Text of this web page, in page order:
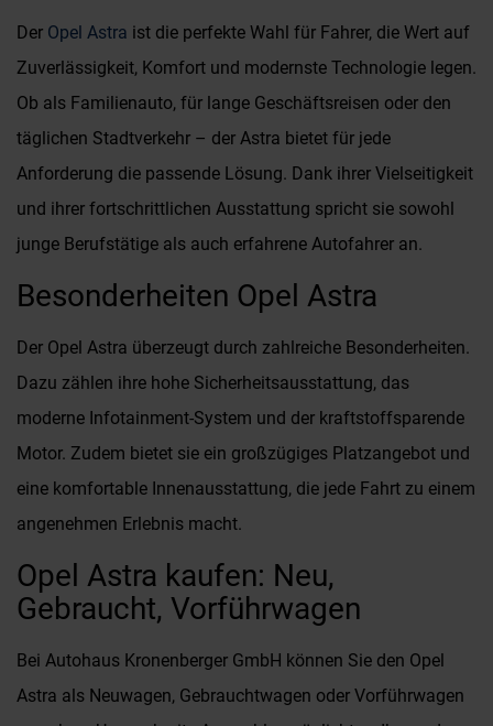
Der Opel Astra ist die perfekte Wahl für Fahrer, die Wert auf
Zuverlässigkeit, Komfort und modernste Technologie legen.
Ob als Familienauto, für lange Geschäftsreisen oder den
täglichen Stadtverkehr – der Astra bietet für jede
Anforderung die passende Lösung. Dank ihrer Vielseitigkeit
und ihrer fortschrittlichen Ausstattung spricht sie sowohl
junge Berufstätige als auch erfahrene Autofahrer an.
Besonderheiten Opel Astra
Der Opel Astra überzeugt durch zahlreiche Besonderheiten.
Dazu zählen ihre hohe Sicherheitsausstattung, das
moderne Infotainment-System und der kraftstoffsparende
Motor. Zudem bietet sie ein großzügiges Platzangebot und
eine komfortable Innenausstattung, die jede Fahrt zu einem
angenehmen Erlebnis macht.
Opel Astra kaufen: Neu,
Gebraucht, Vorführwagen
Bei Autohaus Kronenberger GmbH können Sie den Opel
Astra als Neuwagen, Gebrauchtwagen oder Vorführwagen